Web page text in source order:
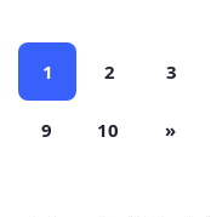
1 2 3
9 10 »